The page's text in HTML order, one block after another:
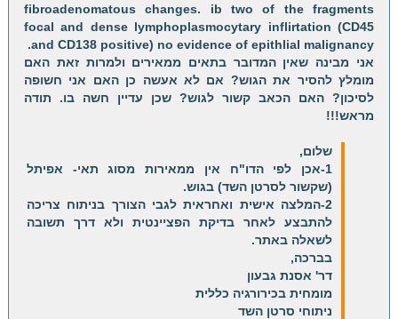
fibroadenomatous changes. ib two of the fragments
focal and dense lymphoplasmocytary inflirtation (CD45
and CD138 positive) no evidence of epithlial malignancy.
אני מבינה שאין המדובר בתאים ממאירים ולמרות זאת האם
מומלץ להסיר את הגוש? אם לא אעשה כן האם אני חשופה
לסיכון? האם הכאב קשור לגוש? שכן עדיין חשה בו. תודה
מראש!!!
שלום,
1-אכן לפי הדו"ח אין ממאירות מסוג תאי- אפיתל
(שקשור לסרטן השד) בגוש.
2-המלצה אישית ואחראית לגבי הצורך בניתוח צריכה
להתבצע לאחר בדיקת הפציינטית ולא דרך תשובה
לשאלה באתר.
בברכה,
דר' אסנת גבעון
מומחית בכירורגיה כללית
ניתוחי סרטן השד